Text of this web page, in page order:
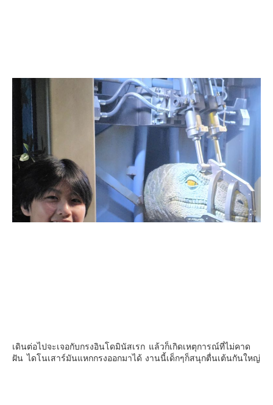
เดินต่อไปจะเจอกับกรงอินโดมินัสเรก แล้วก็เกิดเหตุการณ์ที่ไม่คาด
ฝัน ไดโนเสาร์มันแหกกรงออกมาได้ งานนี้เด็กๆก็สนุกตื่นเต้นกันใหญ่